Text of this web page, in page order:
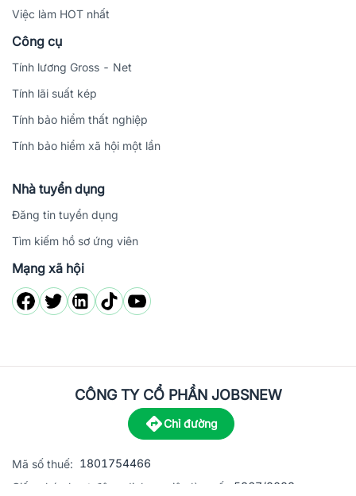
Việc làm HOT nhất
Công cụ
Tính lương Gross - Net
Tính lãi suất kép
Tính bảo hiểm thất nghiệp
Tính bảo hiểm xã hội một lần
Nhà tuyển dụng
Đăng tin tuyển dụng
Tìm kiếm hồ sơ ứng viên
Mạng xã hội
CÔNG TY CỔ PHẦN JOBSNEW
Chỉ đường
Mã số thuế: 1801754466
Giấy phép hoạt động dịch vụ việc làm số:
5867/2023